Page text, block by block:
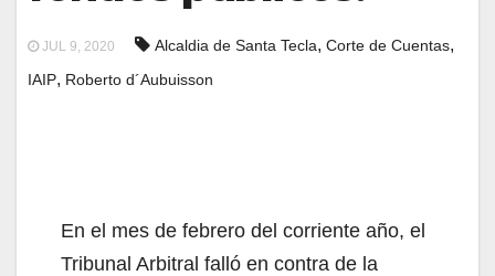
JUL 9, 2020 Alcaldia de Santa Tecla, Corte de Cuentas,
IAIP, Roberto d´Aubuisson
En el mes de febrero del corriente año, el
Tribunal Arbitral falló en contra de la